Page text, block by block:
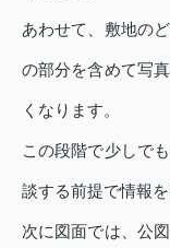
あわせて、敷地の
の部分を含めて写
くなります。
この段階で少しで
談する前提で情報
次に図面では、公